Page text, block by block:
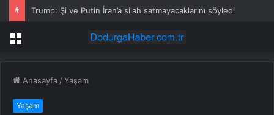
Trump: Şi ve Putin İran’a silah satmayacaklarını söyledi
Menü
Anasayfa /Yaşam
Yaşam